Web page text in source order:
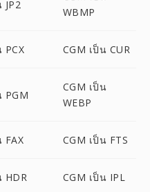
JP2
WBMP
PCX CGM เป็น CUR
PGM
CGM เป็น
WEBP
FAX CGM เป็น FTS
HDR CGM เป็น IPL